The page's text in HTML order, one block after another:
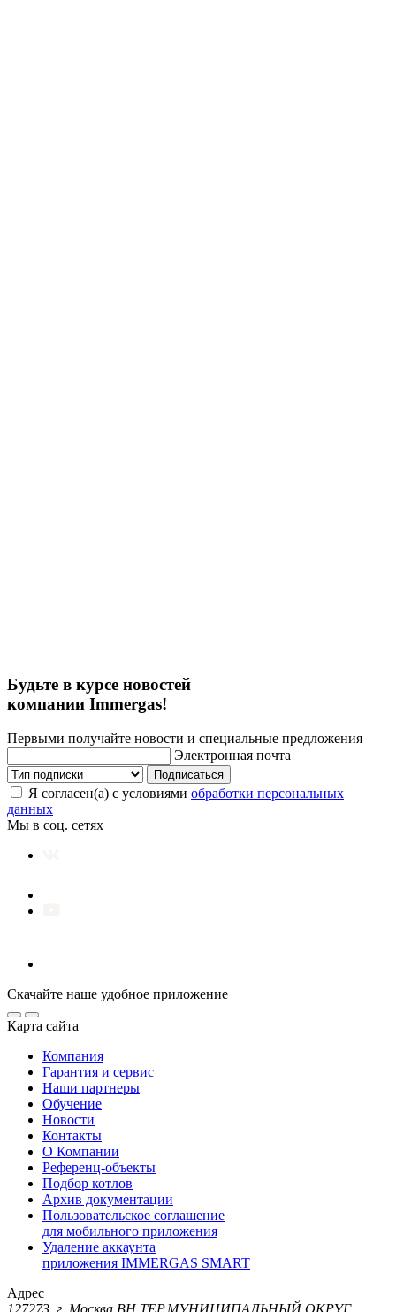
Будьте в курсе новостей
компании Immergas!
Первыми получайте новости и специальные предложения
Электронная почта
Подписаться
Я согласен(а) с условиями обработки персональных
данных
Мы в соц. сетях
Скачайте наше удобное приложение
Карта сайта
Компания
Гарантия и сервис
Наши партнеры
Обучение
Новости
Контакты
О Компании
Референц-объекты
Подбор котлов
Архив документации
Пользовательское соглашение
для мобильного приложения
Удаление аккаунта
приложения IMMERGAS SMART
Адрес
127273, г. Москва ВН.ТЕР.МУНИЦИПАЛЬНЫЙ ОКРУГ